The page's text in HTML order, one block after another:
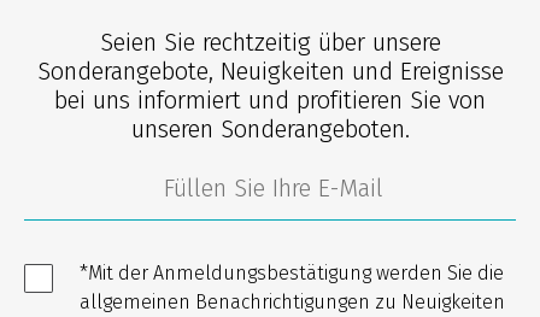
Seien Sie rechtzeitig über unsere
Sonderangebote, Neuigkeiten und Ereignisse
bei uns informiert und profitieren Sie von
unseren Sonderangeboten.
*Mit der Anmeldungsbestätigung werden Sie die
allgemeinen Benachrichtigungen zu Neuigkeiten